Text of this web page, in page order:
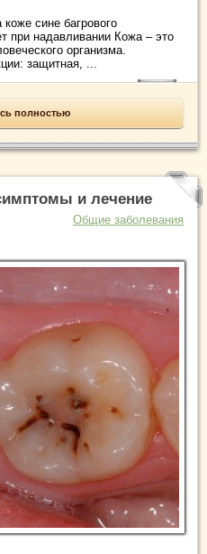
сине багрового
при надавливании Кожа – это
организма.
защитная, ...
полностью
и лечение
Общие заболевания